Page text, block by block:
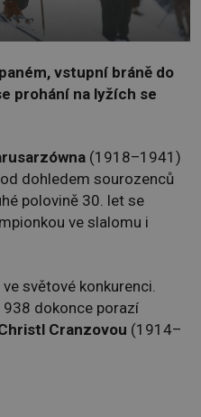
vstupní bráně do
prohání na lyžích se
(1918–1941)
dohledem sourozenců
polovině 30. let se
ve slalomu i
světové konkurenci.
dokonce porazí
Cranzovou (1914–